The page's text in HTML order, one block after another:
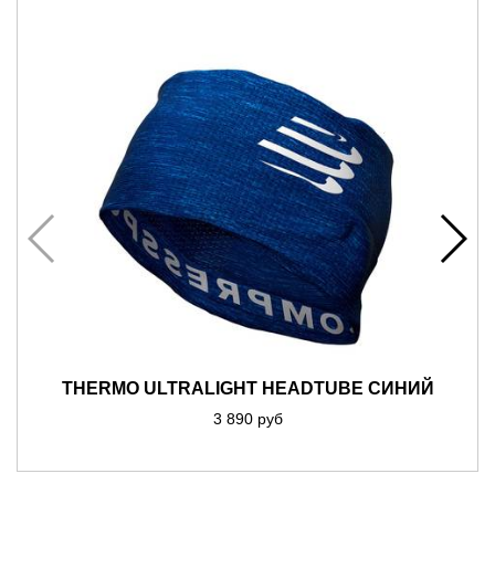
THERMO ULTRALIGHT HEADTUBE СИНИЙ
3 890 руб